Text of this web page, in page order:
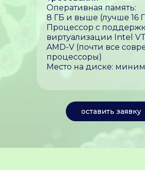
Оперативная память:
8 ГБ и выше (лучше 16
Процессор с
виртуализации Intel
AMD-V (почти все
процессоры)
Место на диске:
оставить заявку